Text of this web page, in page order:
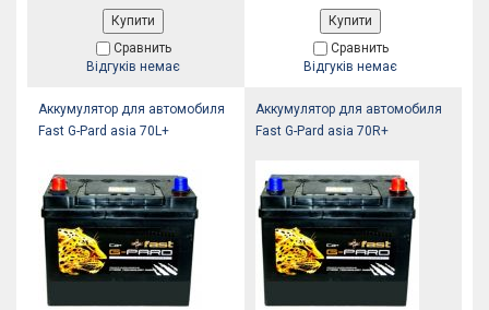
Купити
Сравнить
Відгуків немає
Купити
Сравнить
Відгуків немає
Аккумулятор для автомобиля
Fast G-Pard asia 70L+
Аккумулятор для автомобиля
Fast G-Pard asia 70R+